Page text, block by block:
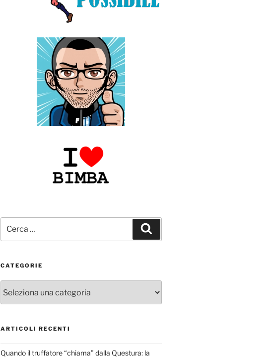
CATEGORIE
ARTICOLI RECENTI
Quando il truffatore “chiama” dalla Questura: la